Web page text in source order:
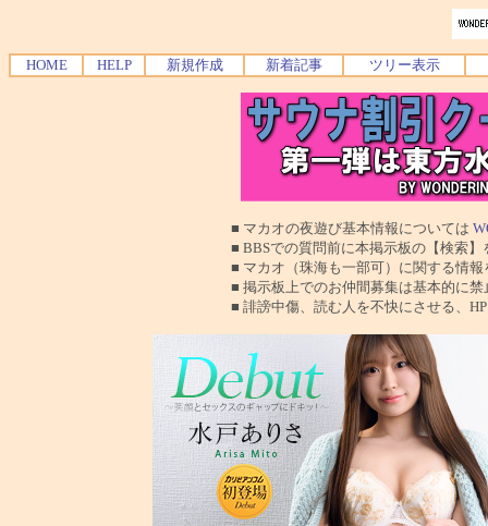
HOME HELP 新規作成 新着記事 ツリー表示
■ マカオの夜遊び基本情報については
■ BBSでの質問前に本掲示板の【検索】を使
■ マカオ（珠海も一部可）に関する情報を交
■ 掲示板上でのお仲間募集は基本的に禁止で
■ 誹謗中傷、読む人を不快にさせる、HPに運